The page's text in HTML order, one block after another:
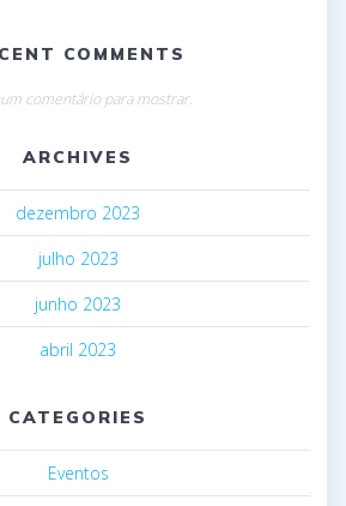
COMMENTS
comentário para mostrar.
ARCHIVES
dezembro 2023
julho 2023
junho 2023
abril 2023
CATEGORIES
Eventos